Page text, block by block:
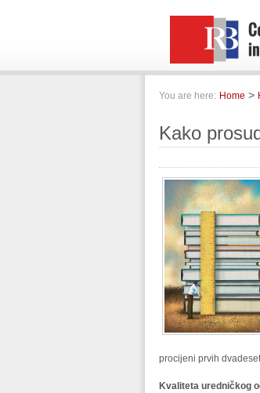
You are here: Home >
Kako
procijeni prvih
Kvaliteta uredničkog